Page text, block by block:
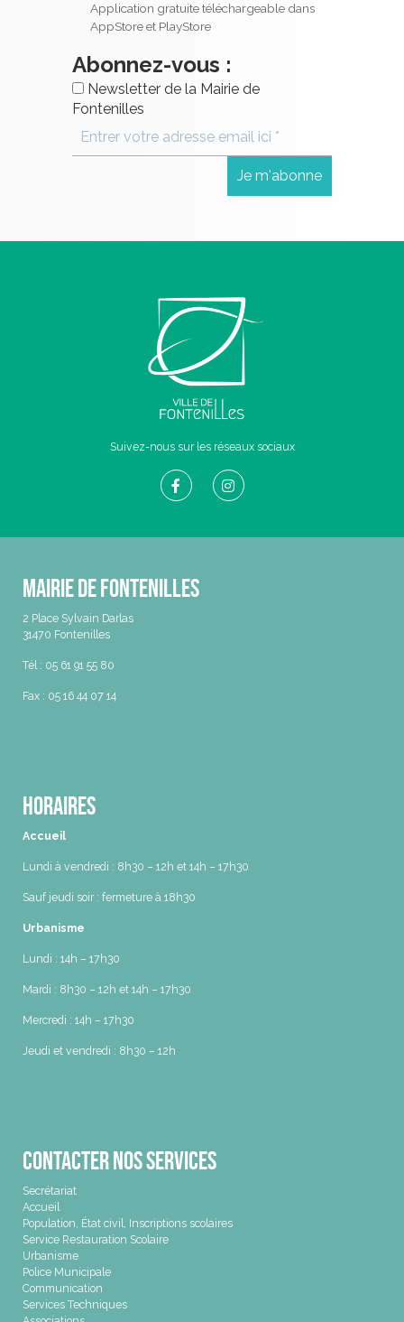
Application gratuite téléchargeable dans
AppStore et PlayStore
Abonnez-vous :
Newsletter de la Mairie de
Fontenilles
Suivez-nous sur les réseaux sociaux
Mairie de Fontenilles
2 Place Sylvain Darlas
31470 Fontenilles
Tél : 05 61 91 55 80
Fax : 05 16 44 07 14
Horaires
Accueil
Lundi à vendredi : 8h30 – 12h et 14h – 17h30
Sauf jeudi soir : fermeture à 18h30
Urbanisme
Lundi : 14h – 17h30
Mardi : 8h30 – 12h et 14h – 17h30
Mercredi : 14h – 17h30
Jeudi et vendredi : 8h30 – 12h
Contacter nos services
Secrétariat
Accueil
Population, État civil, Inscriptions scolaires
Service Restauration Scolaire
Urbanisme
Police Municipale
Communication
Services Techniques